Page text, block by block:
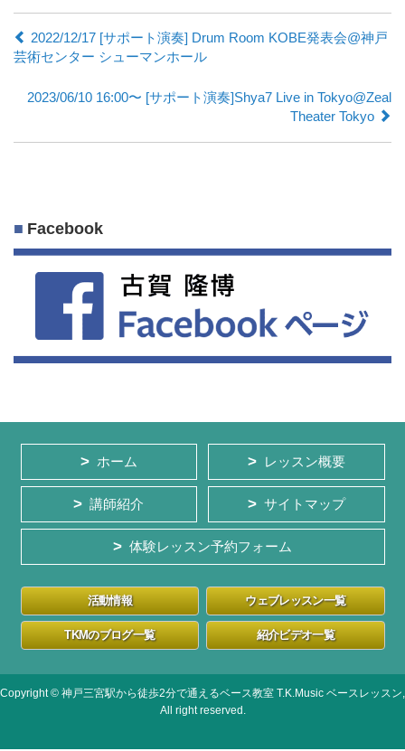
2022/12/17 [サポート演奏] Drum Room KOBE発表会@神戸
芸術センター シューマンホール
2023/06/10 16:00〜 [サポート演奏]Shya7 Live in Tokyo@Zeal
Theater Tokyo
Facebook
ホーム レッスン概要
講師紹介 サイトマップ
体験レッスン予約フォーム
活動情報 ウェブレッスン一覧
TKMのブログ一覧 紹介ビデオ一覧
Copyright © 神戸三宮駅から徒歩2分で通えるベース教室 T.K.Music ベースレッスン,
All right reserved.